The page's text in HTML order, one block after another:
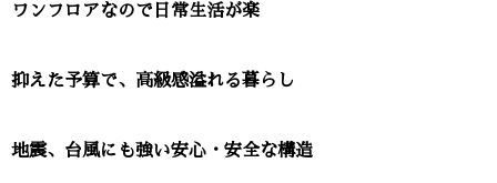
ワンフロアなので日常生活が楽
抑えた予算で、高級感溢れる暮らし
地震、台風にも強い安心・安全な構造